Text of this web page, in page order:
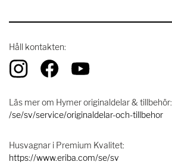
Håll kontakten:
Läs mer om Hymer originaldelar & tillbehör:
/se/sv/service/originaldelar-och-tillbehor
Husvagnar i Premium Kvalitet:
https://www.eriba.com/se/sv